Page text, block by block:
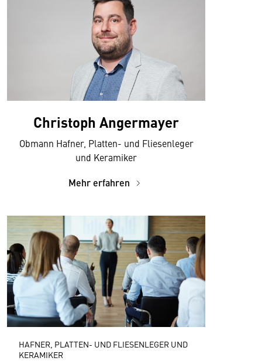
Christoph Angermayer
Obmann Hafner, Platten- und Fliesenleger
und Keramiker
Mehr erfahren
HAFNER, PLATTEN- UND FLIESENLEGER UND
KERAMIKER